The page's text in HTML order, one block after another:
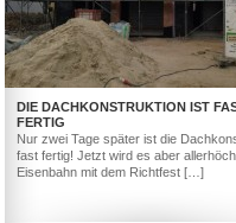
DIE DACHKONSTRUKTION IST
FERTIG
Nur zwei Tage später ist die
fast fertig! Jetzt wird es aber
Eisenbahn mit dem Richtfest […]